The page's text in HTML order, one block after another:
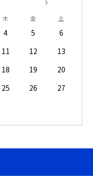
木 金 土
4 5
6
11 12
13
18 19
20
25 26
27